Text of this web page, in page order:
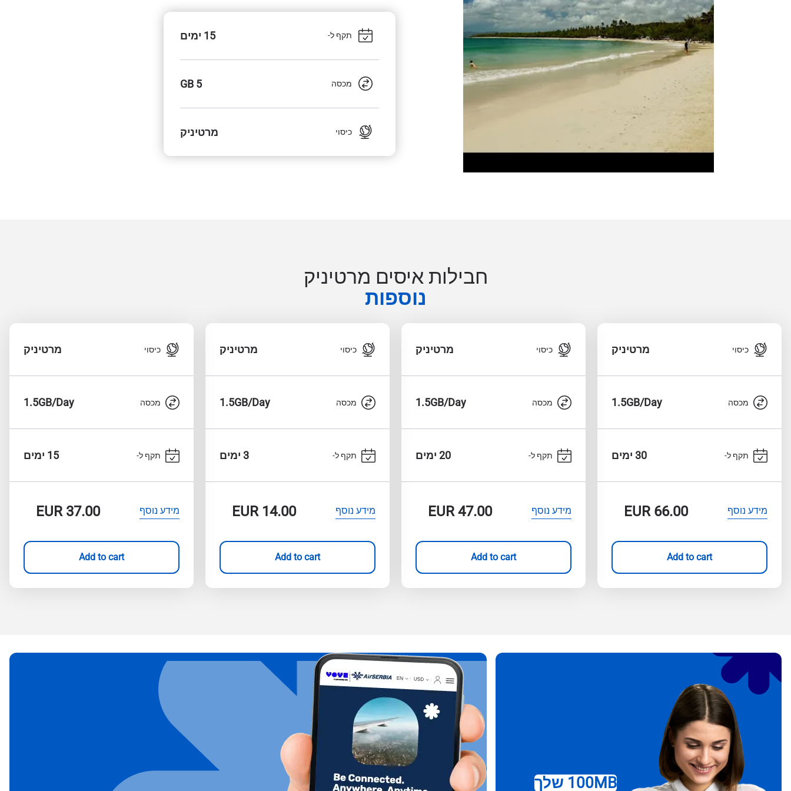
תקף ל- 15 ימים
מכסה 5 GB
כיסוי מרטיניק
חבילות איסים מרטיניק
נוספות
כיסוי מרטיניק
מכסה 1.5GB/Day
תקף ל- 30 ימים
מידע נוסף EUR66.00
Add to cart
כיסוי מרטיניק
מכסה 1.5GB/Day
תקף ל- 20 ימים
מידע נוסף EUR47.00
Add to cart
כיסוי מרטיניק
מכסה 1.5GB/Day
תקף ל- 3 ימים
מידע נוסף EUR14.00
Add to cart
כיסוי מרטיניק
מכסה 1.5GB/Day
תקף ל- 15 ימים
מידע נוסף EUR37.00
Add to cart
100MB שלך